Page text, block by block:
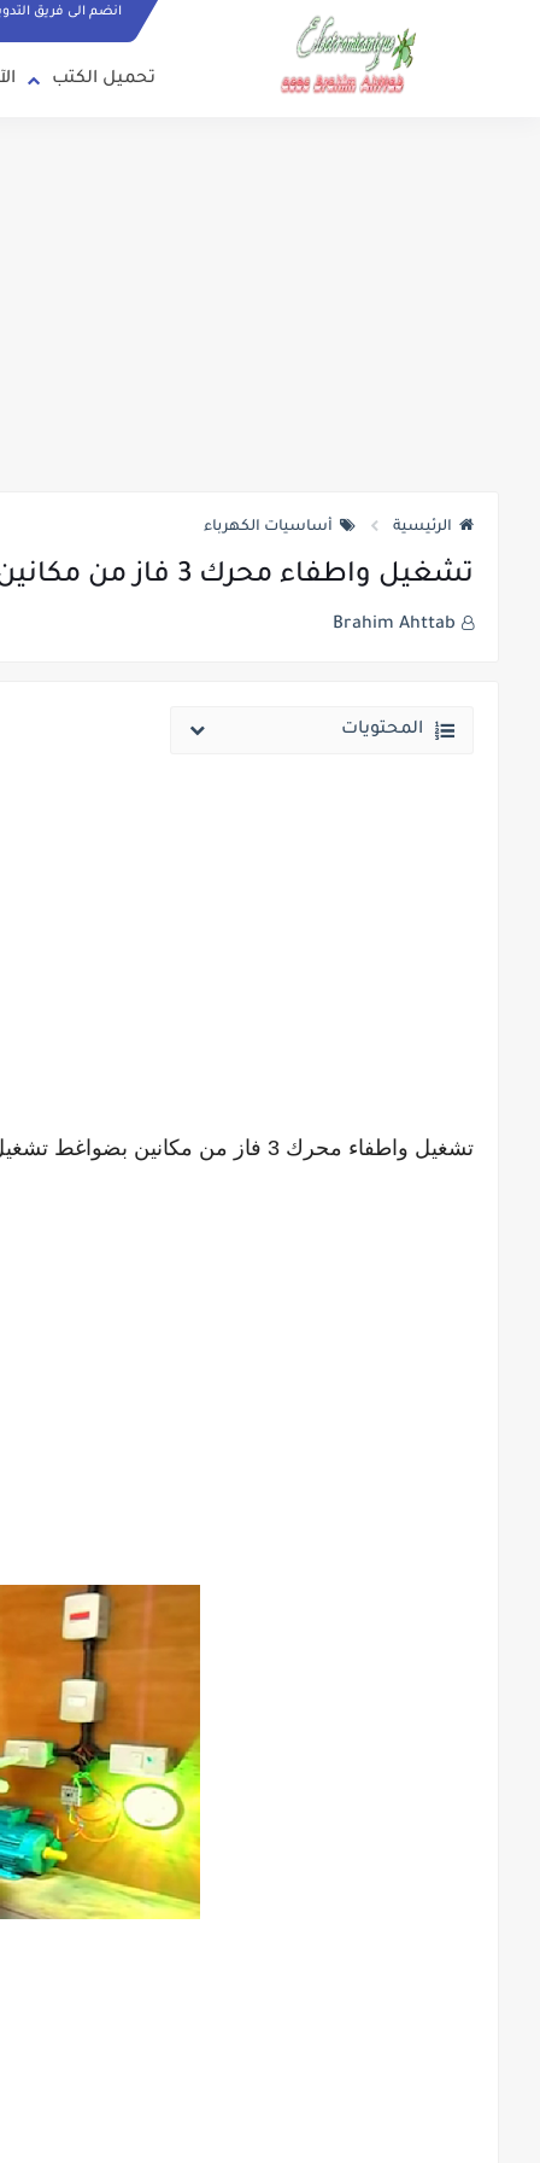
انضم الى فريق
تحميل الكتب
الرئيسية أساسيات الكهرباء
تشغيل واطفاء محرك 3 فاز من مكانين بضواغط تشغيل وكونتاكتور
Brahim Ahttab
المحتويات
تشغيل واطفاء محرك 3 فاز من مكانين بضواغط تشغيل وكونتاكتور